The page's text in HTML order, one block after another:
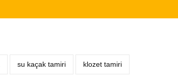
su kaçak tamiri klozet tamiri